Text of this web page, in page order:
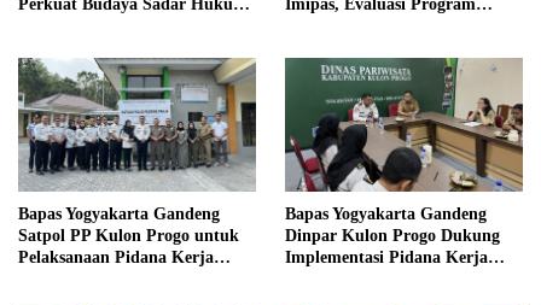
Perkuat Budaya Sadar Hukum
Imipas, Evaluasi Program
Bapas Yogyakarta Gandeng
Satpol PP Kulon Progo untuk
Pelaksanaan Pidana Kerja
Bapas Yogyakarta Gandeng
Dinpar Kulon Progo Dukung
Implementasi Pidana Kerja